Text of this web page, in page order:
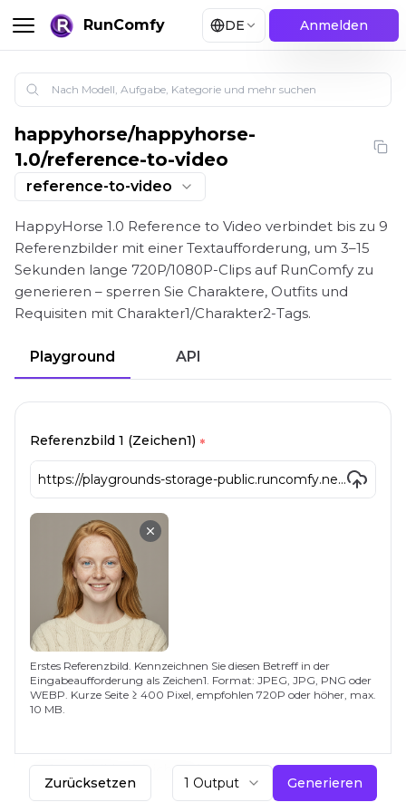
RunComfy DE Anmelden
HappyHorse 1.0 Reference to Video: Mehrbild-
happyhorse/happyhorse-
1.0/reference-to-video
reference-to-video
HappyHorse 1.0 Reference to Video verbindet bis zu 9
Referenzbilder mit einer Textaufforderung, um 3–15
Sekunden lange 720P/1080P-Clips auf RunComfy zu
generieren – sperren Sie Charaktere, Outfits und
Requisiten mit Charakter1/Charakter2-Tags.
Playground API
Referenzbild 1 (Zeichen1) *
Erstes Referenzbild. Kennzeichnen Sie diesen Betreff in der
Eingabeaufforderung als Zeichen1. Format: JPEG, JPG, PNG oder
WEBP. Kurze Seite ≥ 400 Pixel, empfohlen 720P oder höher, max.
10 MB.
Referenzbild 2 (Zeichen2)
Zurücksetzen
1 Output Generieren